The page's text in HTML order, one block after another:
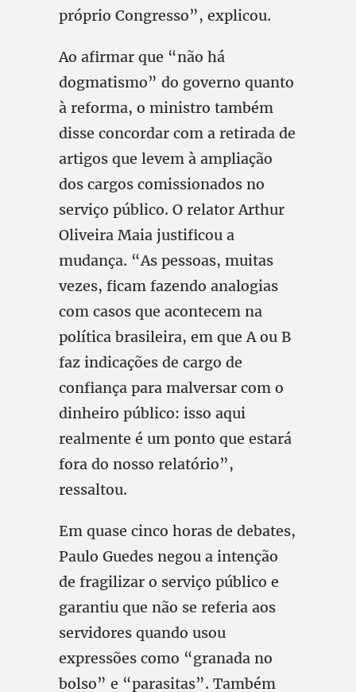
próprio Congresso”, explicou.
Ao afirmar que “não há
dogmatismo” do governo quanto
à reforma, o ministro também
disse concordar com a retirada de
artigos que levem à ampliação
dos cargos comissionados no
serviço público. O relator Arthur
Oliveira Maia justificou a
mudança. “As pessoas, muitas
vezes, ficam fazendo analogias
com casos que acontecem na
política brasileira, em que A ou B
faz indicações de cargo de
confiança para malversar com o
dinheiro público: isso aqui
realmente é um ponto que estará
fora do nosso relatório”,
ressaltou.
Em quase cinco horas de debates,
Paulo Guedes negou a intenção
de fragilizar o serviço público e
garantiu que não se referia aos
servidores quando usou
expressões como “granada no
bolso” e “parasitas”. Também